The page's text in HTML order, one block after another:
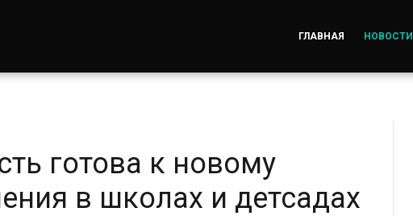
ГЛАВНАЯ НОВОСТИ
готова к новому
в школах и детсадах